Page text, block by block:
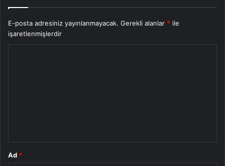
E-posta adresiniz yayınlanmayacak. Gerekli alanlar * ile
işaretlenmişlerdir
Ad *